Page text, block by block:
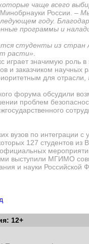
чаще всего
России. –
году.
программы и
студенты из стран
расти»
играет значимую роль
и заказчиком научных
для
форума обсудили
проблем
вузов по интеграции
127 студентов из
выступили МГИМО
и науки Российской
12+